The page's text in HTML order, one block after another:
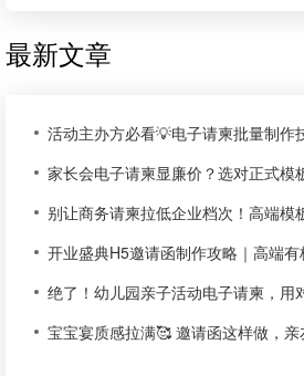
最新文章
活动主办方必看💡电子请柬批量制作
家长会电子请柬显廉价？选对正式模
别让商务请柬拉低企业档次！高端模
绝了！幼儿园亲子活动电子请柬，用
宝宝宴质感拉满🥰 邀请函这样做，亲